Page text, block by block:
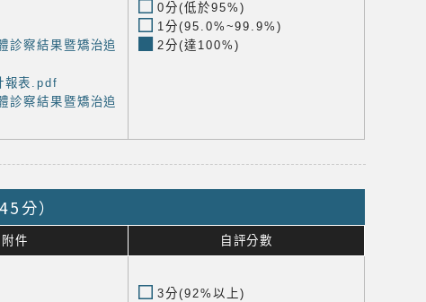
診察結果暨矯治追
報表.pdf
診察結果暨矯治追
0分(低於95%)
1分(95.0%~99.9%)
2分(達100%)
分）
件 自評分數
3分(92%以上)